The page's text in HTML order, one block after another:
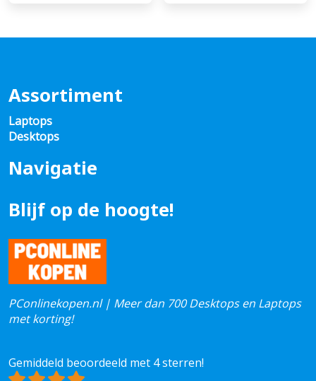
Assortiment
Laptops
Desktops
Navigatie
Blijf op de hoogte!
PConlinekopen.nl | Meer dan 700 Desktops en Laptops
met korting!
Gemiddeld beoordeeld met 4 sterren!